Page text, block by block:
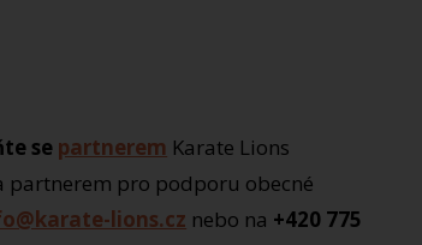
se partnerem Karate Lions
partnerem pro podporu obecné
lions.cz nebo na +420 775